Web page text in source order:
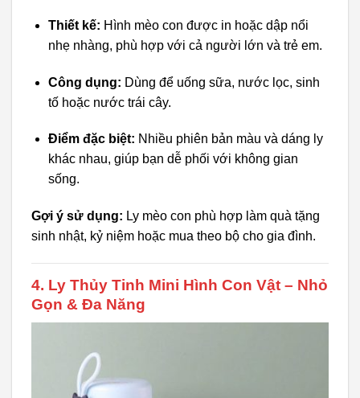
Thiết kế: Hình mèo con được in hoặc dập nổi
nhẹ nhàng, phù hợp với cả người lớn và trẻ em.
Công dụng: Dùng để uống sữa, nước lọc, sinh
tố hoặc nước trái cây.
Điểm đặc biệt: Nhiều phiên bản màu và dáng ly
khác nhau, giúp bạn dễ phối với không gian
sống.
Gợi ý sử dụng: Ly mèo con phù hợp làm quà tặng
sinh nhật, kỷ niệm hoặc mua theo bộ cho gia đình.
4. Ly Thủy Tinh Mini Hình Con Vật – Nhỏ
Gọn & Đa Năng